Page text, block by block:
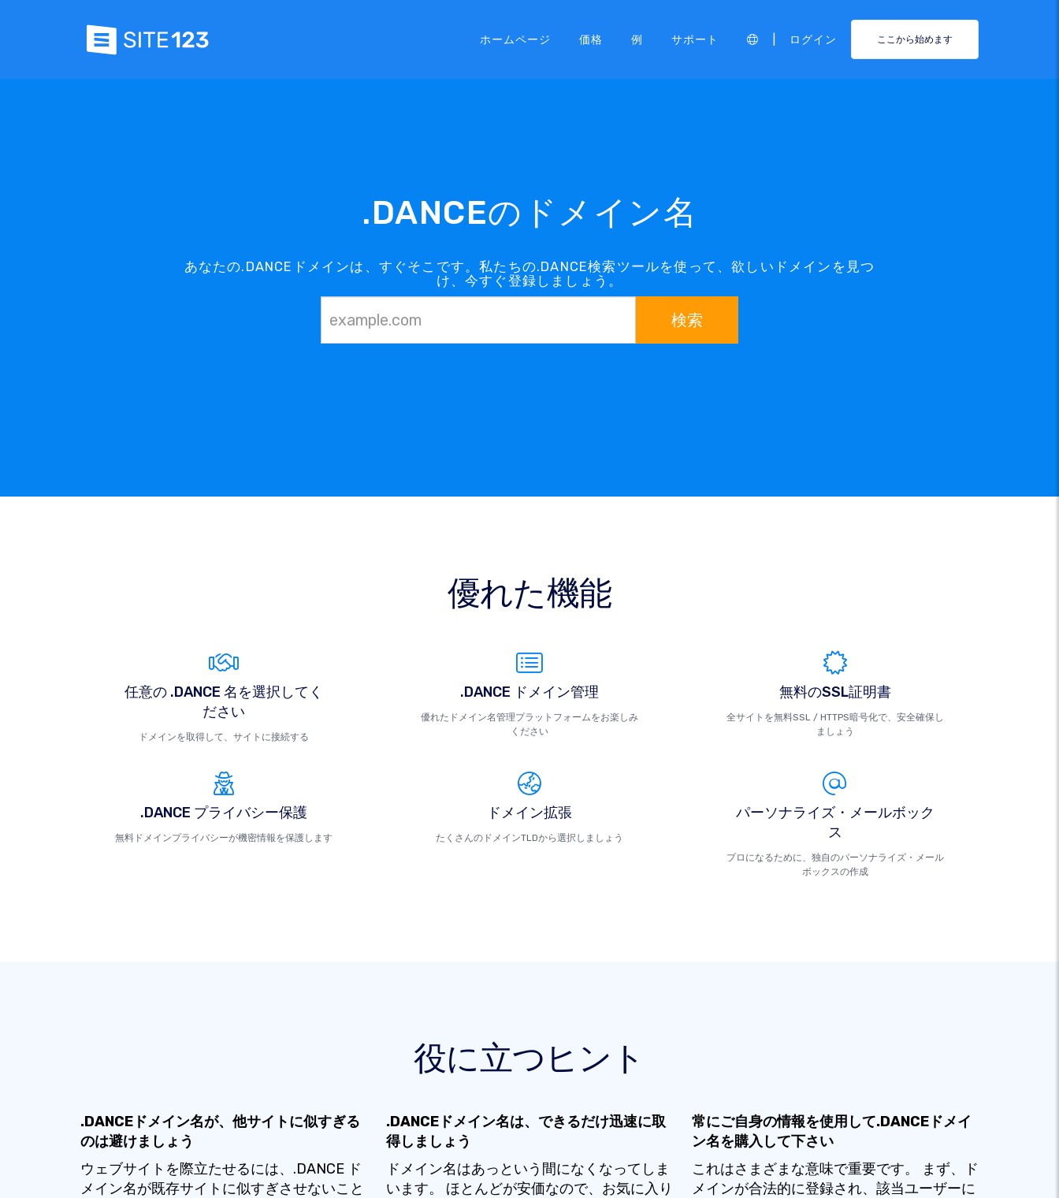
ホームページ 価格 例 サポート ログイン ここから始めます
.DANCEのドメイン名
あなたの.DANCEドメインは、すぐそこです。私たちの.DANCE検索ツールを使って、欲しいドメインを見つ
け、今すぐ登録しましょう。
検索
優れた機能
任意の .DANCE 名を選択してく
ださい
ドメインを取得して、サイトに接続する
.DANCE ドメイン管理
優れたドメイン名管理プラットフォームをお楽しみ
ください
無料のSSL証明書
全サイトを無料SSL / HTTPS暗号化で、安全確保し
ましょう
.DANCE プライバシー保護
無料ドメインプライバシーが機密情報を保護します
ドメイン拡張
たくさんのドメインTLDから選択しましょう
パーソナライズ・メールボック
ス
プロになるために、独自のパーソナライズ・メール
ボックスの作成
役に立つヒント
.DANCEドメイン名が、他サイトに似すぎる
のは避けましょう
ウェブサイトを際立たせるには、.DANCE ド
メイン名が既存サイトに似すぎさせないこと
.DANCEドメイン名は、できるだけ迅速に取
得しましょう
ドメイン名はあっという間になくなってしま
います。 ほとんどが安価なので、お気に入り
常にご自身の情報を使用して.DANCEドメイ
ン名を購入して下さい
これはさまざまな意味で重要です。 まず、ド
メインが合法的に登録され、該当ユーザーに